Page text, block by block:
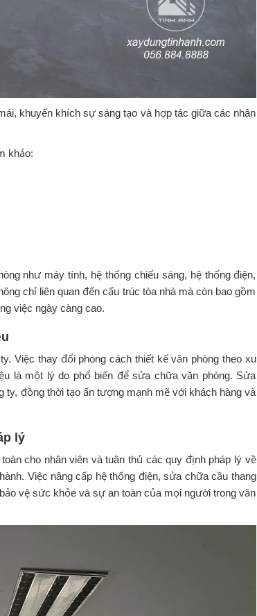
khuyến khích sự sáng tạo và hợp tác giữa các nhân
khảo:
như máy tính, hệ thống chiếu sáng, hệ thống điện,
chỉ liên quan đến cấu trúc tòa nhà mà còn bao gồm
việc ngày càng cao.
Việc thay đổi phong cách thiết kế văn phòng theo xu
là một lý do phổ biến để sửa chữa văn phòng. Sửa
ty, đồng thời tạo ấn tượng mạnh mẽ với khách hàng và
lý
cho nhân viên và tuân thủ các quy định pháp lý về
Việc nâng cấp hệ thống điện, sửa chữa cầu thang
vệ sức khỏe và sự an toàn của mọi người trong văn